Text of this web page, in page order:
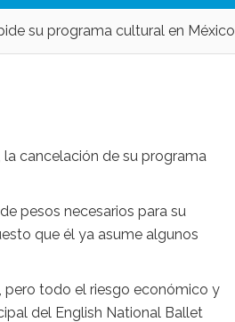
su programa cultural en México
la cancelación de su programa
pesos necesarios para su
que él ya asume algunos
pero todo el riesgo económico y
del English National Ballet